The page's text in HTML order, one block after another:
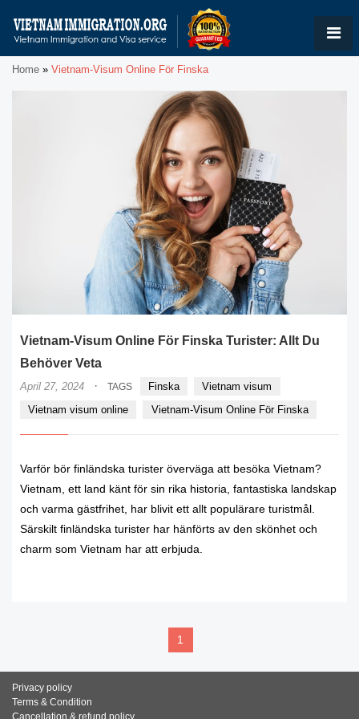
Home » Vietnam-Visum Online För Finska
Vietnam-Visum Online För Finska Turister: Allt Du
Behöver Veta
April 27, 2024 · TAGS Finska
Vietnam visum
Vietnam visum online
Vietnam-Visum Online För Finska
Varför bör finländska turister överväga att besöka Vietnam?
Vietnam, ett land känt för sin rika historia, fantastiska landskap
och varma gästfrihet, har blivit ett allt populärare turistmål.
Särskilt finländska turister har hänförts av den skönhet och
charm som Vietnam har att erbjuda.
1
Privacy policy
Terms & Condition
Cancellation & refund policy